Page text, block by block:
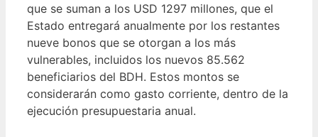
que se suman a los USD 1297 millones, que el
Estado entregará anualmente por los restantes
nueve bonos que se otorgan a los más
vulnerables, incluidos los nuevos 85.562
beneficiarios del BDH. Estos montos se
considerarán como gasto corriente, dentro de la
ejecución presupuestaria anual.